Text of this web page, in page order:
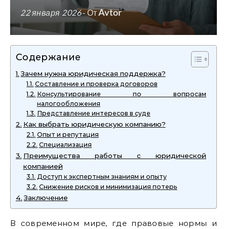
22 января 2026- ОтAvtor
Содержание
Зачем нужна юридическая поддержка?
Составление и проверка договоров
Консультирование по вопросам
налогообложения
Представление интересов в суде
Как выбрать юридическую компанию?
Опыт и репутация
Специализация
Преимущества работы с юридической
компанией
Доступ к экспертным знаниям и опыту
Снижение рисков и минимизация потерь
Заключение
В современном мире, где правовые нормы и